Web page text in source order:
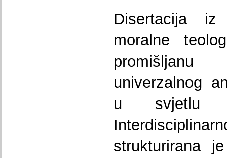
Disertacija iz
moralne
promišljanu
univerzalnog
u svjetlu
strukturirana